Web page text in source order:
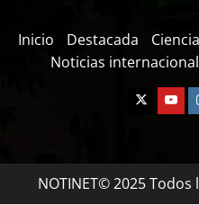
Inicio Destacada Ciencia
Noticias
NOTINET© 2025